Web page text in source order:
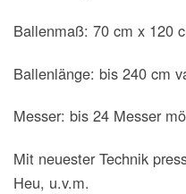
Ballenmaß: 70 cm x 120
Ballenlänge: bis 240 cm
Messer: bis 24 Messer
Mit neuester Technik
Heu, u.v.m.